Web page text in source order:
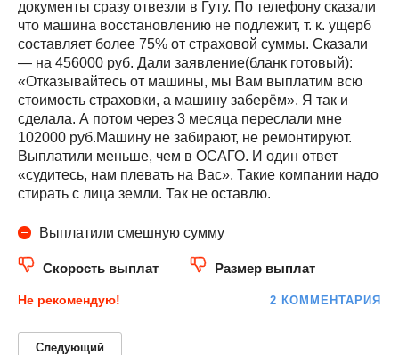
документы сразу отвезли в Гуту. По телефону сказали
что машина восстановлению не подлежит, т. к. ущерб
составляет более 75% от страховой суммы. Сказали
— на 456000 руб. Дали заявление(бланк готовый):
«Отказывайтесь от машины, мы Вам выплатим всю
стоимость страховки, а машину заберём». Я так и
сделала. А потом через 3 месяца переслали мне
102000 руб.Машину не забирают, не ремонтируют.
Выплатили меньше, чем в ОСАГО. И один ответ
«судитесь, нам плевать на Вас». Такие компании надо
стирать с лица земли. Так не оставлю.
Выплатили смешную сумму
Скорость выплат Размер выплат
Не рекомендую! 2 КОММЕНТАРИЯ
Следующий